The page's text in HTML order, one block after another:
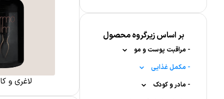
بر اساس زیرگروه محصول
- مراقبت پوست و مو
-مراقبت از مو
-شامپو
-مراقبت از پوست بدن
- مکمل غذایی
-ترکیبات مغذی
- مادر و کودک
لاغری و